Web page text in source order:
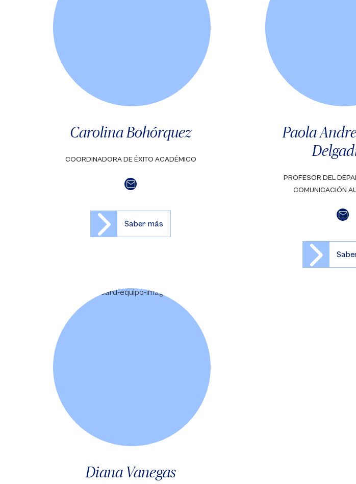
Carolina Bohórquez
COORDINADORA DE ÉXITO ACADÉMICO
Saber más
Paola
PROFESOR DEL
COMUNICACIÓN
Diana Vanegas